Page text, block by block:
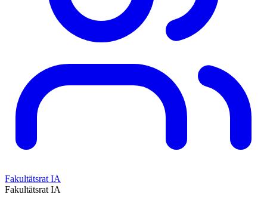
Fakultätsrat IA
Fakultätsrat IA